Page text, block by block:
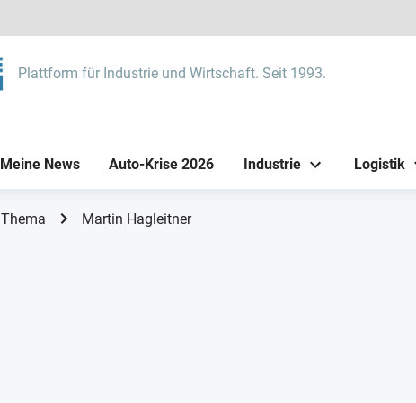
Plattform für Industrie und Wirtschaft. Seit 1993.
Meine News Auto-Krise 2026 Industrie Logistik
Thema Martin Hagleitner